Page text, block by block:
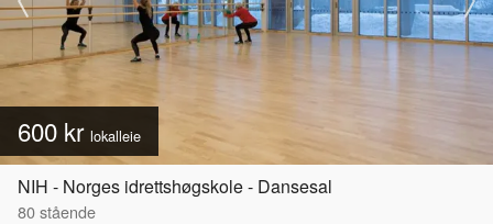
600 kr lokalleie
NIH - Norges idrettshøgskole - Dansesal
80stående